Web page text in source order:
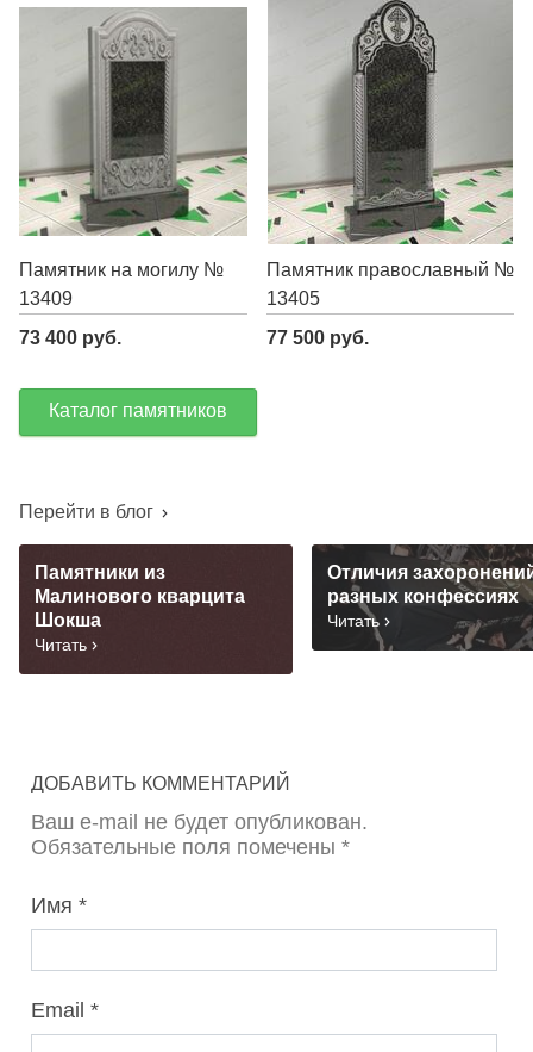
Памятник на могилу №
13409
73 400 руб.
Памятник православный №
13405
77 500 руб.
Каталог памятников
Перейти в блог
Памятники из
Малинового кварцита
Шокша
Читать
Отличия
разных конфессиях
Читать
ДОБАВИТЬ КОММЕНТАРИЙ
Ваш e-mail не будет опубликован.
Обязательные поля помечены *
Имя
Email